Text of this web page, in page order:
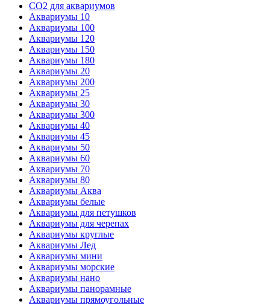
CO2 для аквариумов
Аквариумы 10
Аквариумы 100
Аквариумы 120
Аквариумы 150
Аквариумы 180
Аквариумы 20
Аквариумы 200
Аквариумы 25
Аквариумы 30
Аквариумы 300
Аквариумы 40
Аквариумы 45
Аквариумы 50
Аквариумы 60
Аквариумы 70
Аквариумы 80
Аквариумы Аква
Аквариумы белые
Аквариумы для петушков
Аквариумы для черепах
Аквариумы круглые
Аквариумы Лед
Аквариумы мини
Аквариумы морские
Аквариумы нано
Аквариумы панорамные
Аквариумы прямоугольные